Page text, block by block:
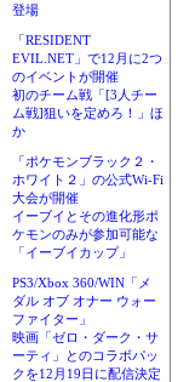
登場
「RESIDENT
EVIL.NET」で12月に2つ
のイベントが開催
初のチーム戦「[3人チー
ム戦]狙いを定めろ！」ほ
か
「ポケモンブラック２・
ホワイト２」の公式Wi-Fi
大会が開催
イーブイとその進化形ポ
ケモンのみが参加可能な
「イーブイカップ」
PS3/Xbox 360/WIN「メ
ダル オブ オナー ウォー
ファイター」
映画「ゼロ・ダーク・サ
ーティ」とのコラボパッ
クを12月19日に配信決定